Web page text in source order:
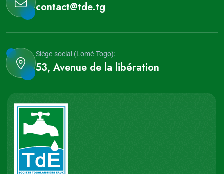
contact@tde.tg
Siège-social (Lomé-Togo):
53, Avenue de la libération